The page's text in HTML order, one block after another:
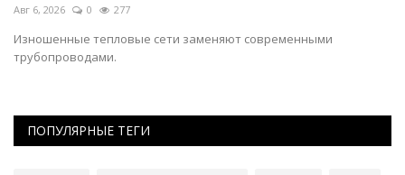
Авг 6, 2026 0 277
Изношенные тепловые сети заменяют современными
трубопроводами.
ПОПУЛЯРНЫЕ ТЕГИ